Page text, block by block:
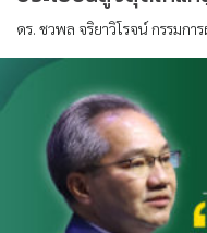
ดร. ชวพล จริยาวิโรจน์ กรรมก